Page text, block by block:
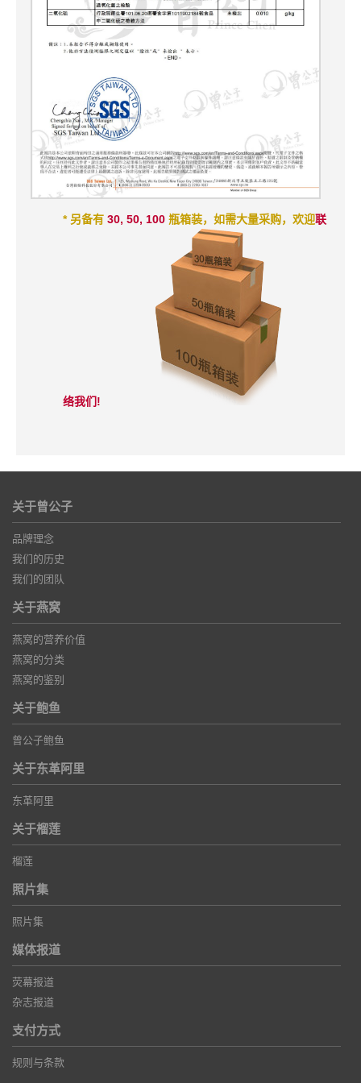
* 另备有 30, 50, 100 瓶箱装，如需大量采购，欢迎联
络我们!
关于曾公子
品牌理念
我们的历史
我们的团队
关于燕窝
燕窝的营养价值
燕窝的分类
燕窝的鉴别
关于鲍鱼
曾公子鲍鱼
关于东革阿里
东革阿里
关于榴莲
榴莲
照片集
照片集
媒体报道
荧幕报道
杂志报道
支付方式
规则与条款